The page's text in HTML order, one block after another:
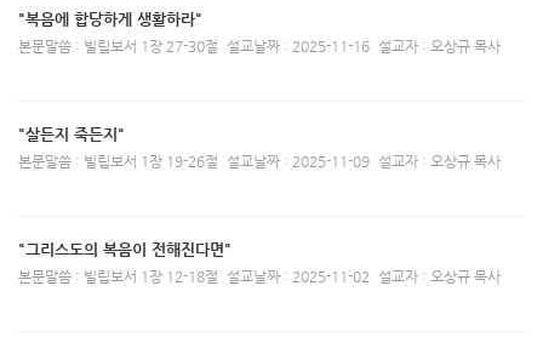
"복음에 합당하게 생활하라"
본문말씀 : 빌립보서 1장 27-30절 설교날짜 : 2025-11-16 설교자 : 오상규 목사
"살든지 죽든지"
본문말씀 : 빌립보서 1장 19-26절 설교날짜 : 2025-11-09 설교자 : 오상규 목사
"그리스도의 복음이 전해진다면"
본문말씀 : 빌립보서 1장 12-18절 설교날짜 : 2025-11-02 설교자 : 오상규 목사